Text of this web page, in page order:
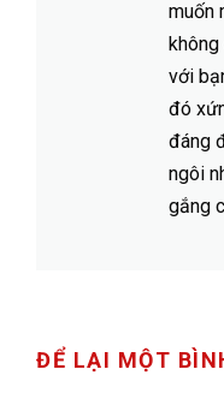
muốn
không
với
đó
đáng
ngôi
gắng
ĐỂ LẠI MỘT